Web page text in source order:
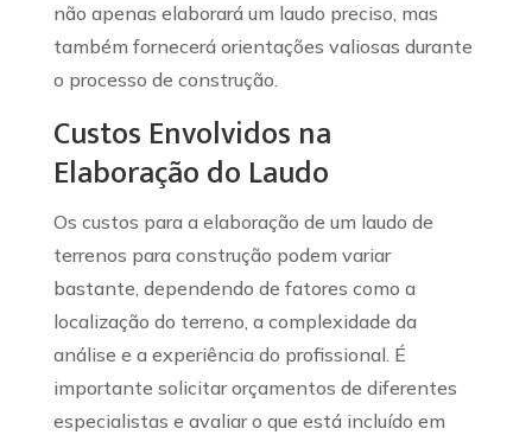
não apenas elaborará um laudo preciso, mas
também fornecerá orientações valiosas durante
o processo de construção.
Custos Envolvidos na
Elaboração do Laudo
Os custos para a elaboração de um laudo de
terrenos para construção podem variar
bastante, dependendo de fatores como a
localização do terreno, a complexidade da
análise e a experiência do profissional. É
importante solicitar orçamentos de diferentes
especialistas e avaliar o que está incluído em